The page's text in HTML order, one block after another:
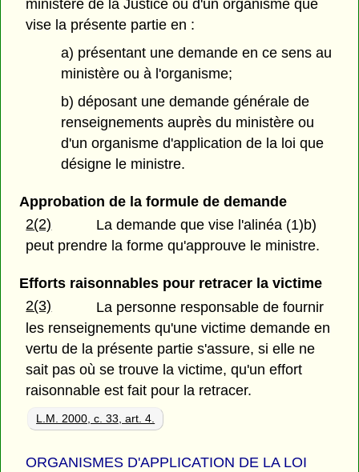
ministère de la Justice ou d'un organisme que
vise la présente partie en :
a) présentant une demande en ce sens au
ministère ou à l'organisme;
b) déposant une demande générale de
renseignements auprès du ministère ou
d'un organisme d'application de la loi que
désigne le ministre.
Approbation de la formule de demande
2(2)
La demande que vise l'alinéa (1)b)
peut prendre la forme qu'approuve le ministre.
Efforts raisonnables pour retracer la victime
2(3)
La personne responsable de fournir
les renseignements qu'une victime demande en
vertu de la présente partie s'assure, si elle ne
sait pas où se trouve la victime, qu'un effort
raisonnable est fait pour la retracer.
L.M. 2000, c. 33, art. 4.
ORGANISMES D'APPLICATION DE LA LOI